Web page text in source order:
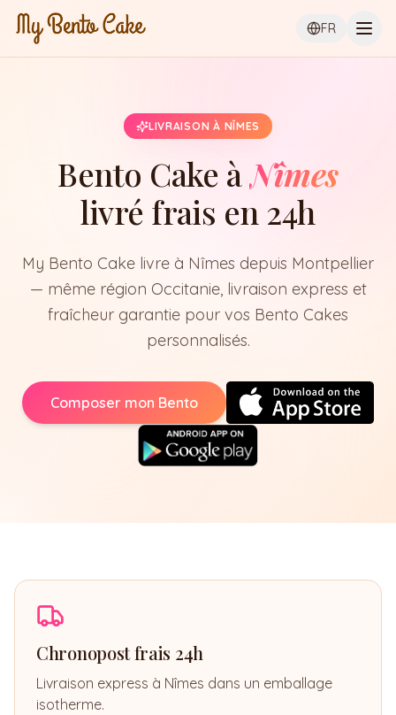
FR
LIVRAISON À NÎMES
Bento Cake àNîmes
livré frais en 24h
My Bento Cake livre à Nîmes depuis Montpellier
— même région Occitanie, livraison express et
fraîcheur garantie pour vos Bento Cakes
personnalisés.
Composer mon Bento
Chronopost frais 24h
Livraison express à Nîmes dans un emballage
isotherme.